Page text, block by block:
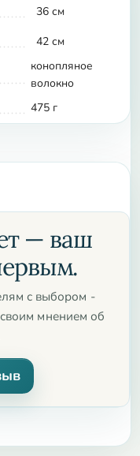
годы. Не
прямо сейчас и
выбора!
36 см
42 см
конопляное
волокно
475 г
— ваш
с выбором -
мнением об